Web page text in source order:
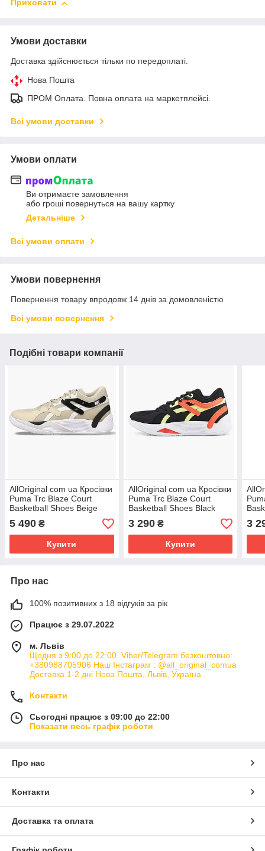
Приховати
Умови доставки
Доставка здійснюється тільки по передоплаті.
Нова Пошта
ПРОМ Оплата. Повна оплата на маркетплейсі.
Всі умови доставки
Умови оплати
Ви отримаєте замовлення
або гроші повернуться на вашу картку
Детальніше
Всі умови оплати
Умови повернення
Повернення товару впродовж 14 днів за домовленістю
Всі умови повернення
Подібні товари компанії
AllOriginal com ua Кросівки
Puma Trc Blaze Court
Basketball Shoes Beige
376582-11 РОЗМІРИ
ЗАПИТУЙТЕ
5 490 ₴
Купити
AllOriginal com ua Кросівки
Puma Trc Blaze Court
Basketball Shoes Black
376582-03 РОЗМІРИ
ЗАПИТУЙТЕ
3 290₴
Купити
3
Про нас
100% позитивних з 18 відгуків за рік
Працює з 29.07.2022
м. Львів
Щодня з 9:00 до 22:00. Viber/Telegram безкоштовно:
+380988705906 Наш Інстаграм : @all_original_comua
Доставка 1-2 дні Нова Пошта, Львів, Україна
Контакти
Сьогодні працює з 09:00 до 22:00
Показати весь графік роботи
Про нас
Контакти
Доставка та оплата